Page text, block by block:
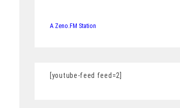
A Zeno.FM Station
[youtube-feed feed=2]